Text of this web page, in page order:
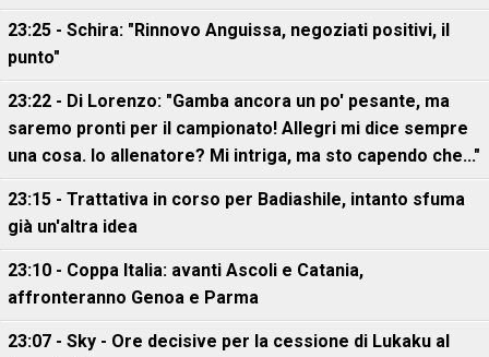
23:25 - Schira: "Rinnovo Anguissa, negoziati positivi, il
punto"
23:22 - Di Lorenzo: "Gamba ancora un po' pesante, ma
saremo pronti per il campionato! Allegri mi dice sempre
una cosa. Io allenatore? Mi intriga, ma sto capendo che..."
23:15 - Trattativa in corso per Badiashile, intanto sfuma
già un'altra idea
23:10 - Coppa Italia: avanti Ascoli e Catania,
affronteranno Genoa e Parma
23:07 - Sky - Ore decisive per la cessione di Lukaku al